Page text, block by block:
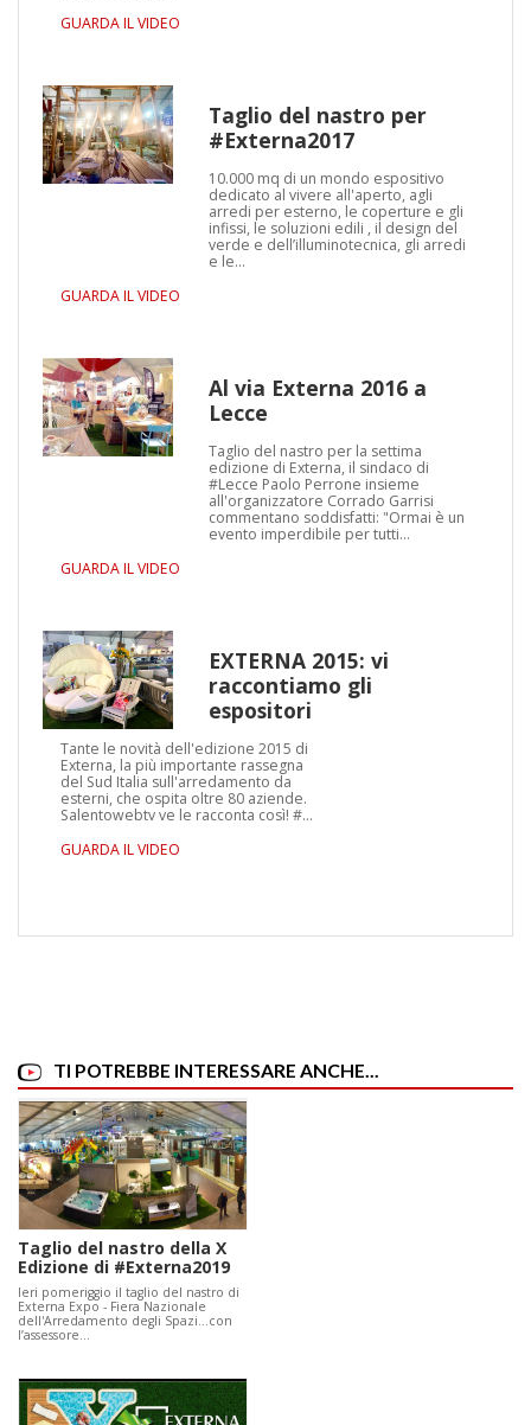
GUARDA IL VIDEO
Taglio del nastro per
#Externa2017
10.000 mq di un mondo espositivo
dedicato al vivere all'aperto, agli
arredi per esterno, le coperture e gli
infissi, le soluzioni edili , il design del
verde e dell’illuminotecnica, gli arredi
e le…
GUARDA IL VIDEO
Al via Externa 2016 a
Lecce
Taglio del nastro per la settima
edizione di Externa, il sindaco di
‪#‎Lecce‬ Paolo Perrone insieme
all'organizzatore Corrado Garrisi
commentano soddisfatti: "Ormai è un
evento imperdibile per tutti…
GUARDA IL VIDEO
EXTERNA 2015: vi
raccontiamo gli
espositori
Tante le novità dell'edizione 2015 di
Externa, la più importante rassegna
del Sud Italia sull'arredamento da
esterni, che ospita oltre 80 aziende.
Salentowebtv ve le racconta così! #…
GUARDA IL VIDEO
TI POTREBBE INTERESSARE ANCHE...
Taglio del nastro della X
Edizione di #Externa2019
Ieri pomeriggio il taglio del nastro di
Externa Expo - Fiera Nazionale
dell'Arredamento degli Spazi...con
l’assessore…